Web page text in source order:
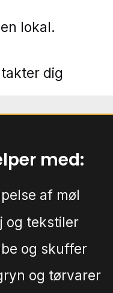
lokal.
dig
med:
af møl
og tekstiler
og skuffer
og tørvarer